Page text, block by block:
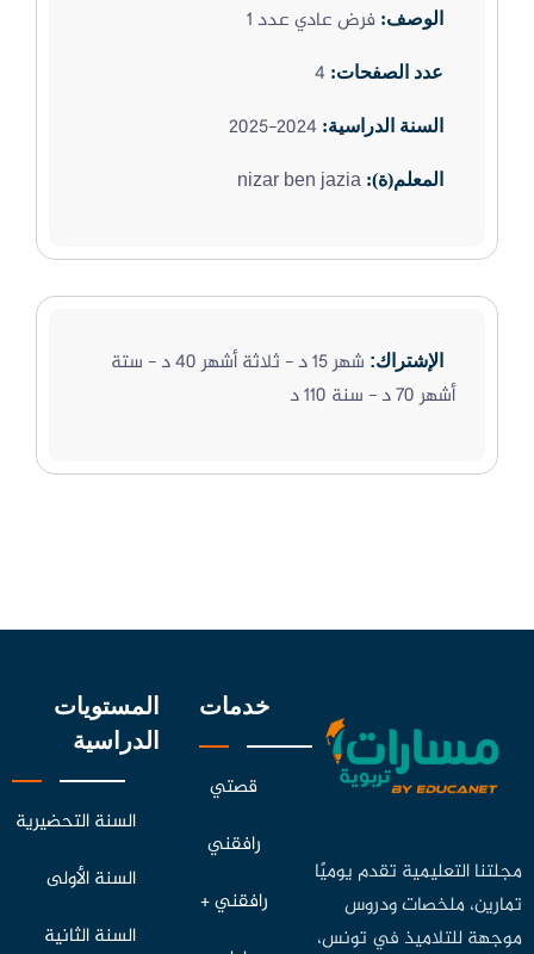
الوصف: فرض عادي عدد 1
عدد الصفحات: 4
السنة الدراسية: 2024-2025
المعلم(ة): nizar ben jazia
الإشتراك:
شهر 15 د - ثلاثة أشهر 40 د - ستة
أشهر 70 د - سنة 110 د
مجلتنا التعليمية تقدم يوميًا
تمارين، ملخصات ودروس
موجهة للتلاميذ في تونس،
خدمات
قصتي
رافقني
رافقني +
المستويات
الدراسية
السنة التحضيرية
السنة الأولى
السنة الثانية